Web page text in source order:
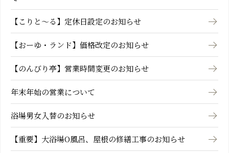
【こりと～る】定休日設定のお知らせ
【おーゆ・ランド】価格改定のお知らせ
【のんびり亭】営業時間変更のお知らせ
年末年始の営業について
浴場男女入替のお知らせ
【重要】大浴場O風呂、屋根の修繕工事のお知らせ